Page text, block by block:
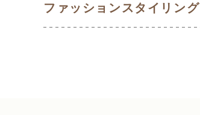
ファッションスタイリング